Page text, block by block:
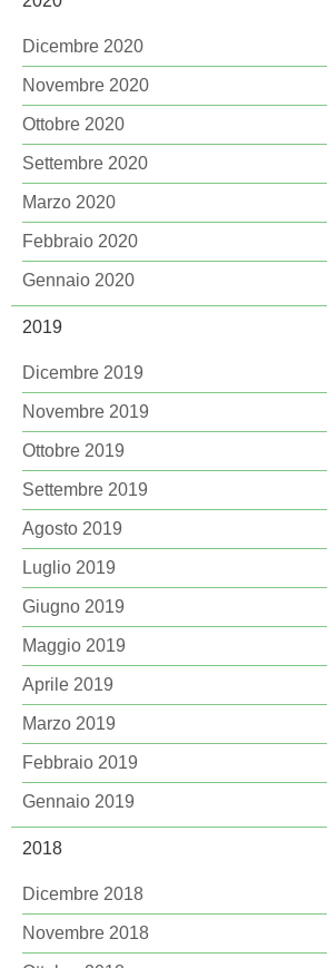
Dicembre 2020
Novembre 2020
Ottobre 2020
Settembre 2020
Marzo 2020
Febbraio 2020
Gennaio 2020
2019
Dicembre 2019
Novembre 2019
Ottobre 2019
Settembre 2019
Agosto 2019
Luglio 2019
Giugno 2019
Maggio 2019
Aprile 2019
Marzo 2019
Febbraio 2019
Gennaio 2019
2018
Dicembre 2018
Novembre 2018